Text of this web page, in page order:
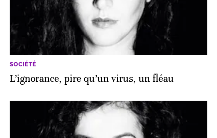
SOCIÉTÉ
L’ignorance, pire qu’un virus, un fléau